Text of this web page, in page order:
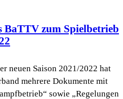
BaTTV zum Spielbetrieb
neuen Saison 2021/2022 hat
mehrere Dokumente mit
sowie „Regelungen